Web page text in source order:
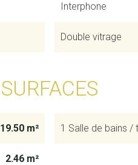
Interphone
Double vitrage
SURFACES
19.50 m² 1 Salle de bains /
2.46 m²